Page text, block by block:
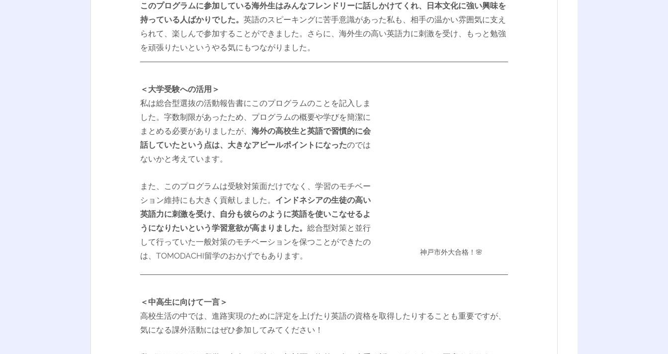
このプログラムに参加している海外生はみんなフレンドリーに話しかけてくれ、日本文化に強い興味を
持っている人ばかりでした。 英語のスピーキングに苦手意識があった私も、相手の温かい雰囲気に支え
られて、楽しんで参加することができました。さらに、海外生の高い英語力に刺激を受け、もっと勉強
を頑張りたいというやる気にもつながりました。
＜大学受験への活用＞
神戸市外大合格！🌸
私は総合型選抜の活動報告書にこのプログラムのことを記入しま
した。字数制限があったため、プログラムの概要や学びを簡潔に
まとめる必要がありましたが、 海外の高校生と英語で習慣的に会
話していたという点は、大きなアピールポイントになったのでは
ないかと考えています。
また、このプログラムは受験対策面だけでなく、学習のモチベー
ション維持にも大きく貢献しました。 インドネシアの生徒の高い
英語力に刺激を受け、自分も彼らのように英語を使いこなせるよ
うになりたいという学習意欲が高まりました。 総合型対策と並行
して行っていた一般対策のモチベーションを保つことができたの
は、TOMODACHI留学のおかげでもあります。
＜中高生に向けて一言＞
高校生活の中では、進路実現のために評定を上げたり英語の資格を取得したりすることも重要ですが、
気になる課外活動にはぜひ参加してみてください！